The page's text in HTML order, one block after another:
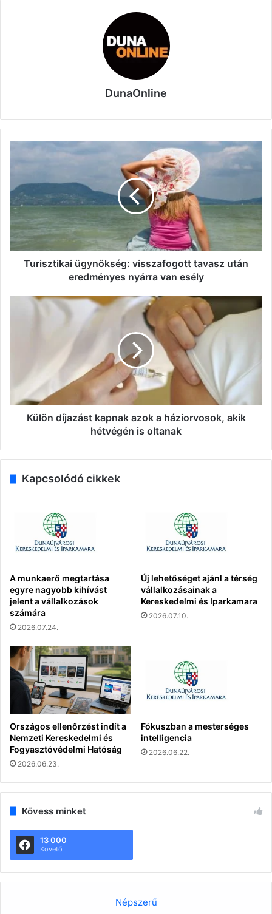
DunaOnline
Turisztikai
ügynökség:
tavasz
után
eredményes
nyárra
van
esély
Turisztikai ügynökség: visszafogott tavasz után
eredményes nyárra van esély
hétvégén
is
oltanakKülön díjazást kapnak azok a háziorvosok, akik
hétvégén is oltanak
Kapcsolódó cikkek
A munkaerő megtartása
egyre nagyobb kihívást
jelent a vállalkozások
számára
2026.07.24.
Új lehetőséget ajánl a térség
vállalkozásainak a
Kereskedelmi és Iparkamara
2026.07.10.
Országos ellenőrzést indít a
Nemzeti Kereskedelmi és
Fogyasztóvédelmi Hatóság
2026.06.23.
Fókuszban a mesterséges
intelligencia
2026.06.22.
Kövess minket
13 000
Követő
Népszerű